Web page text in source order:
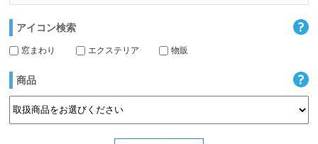
アイコン検索
窓まわり エクステリア 物販
商品